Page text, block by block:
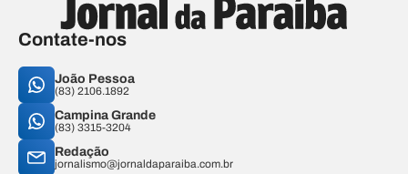
Contate-nos
João Pessoa
(83) 2106.1892
Campina Grande
(83) 3315-3204
Redação
jornalismo@jornaldaparaiba.com.br